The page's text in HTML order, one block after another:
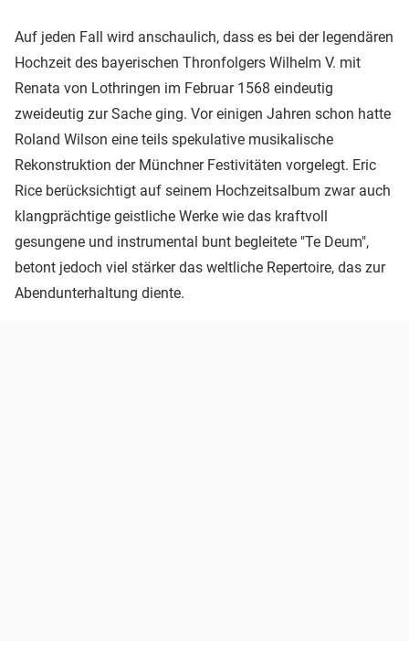
Auf jeden Fall wird anschaulich, dass es bei der legendären
Hochzeit des bayerischen Thronfolgers Wilhelm V. mit
Renata von Lothringen im Februar 1568 eindeutig
zweideutig zur Sache ging. Vor einigen Jahren schon hatte
Roland Wilson eine teils spekulative musikalische
Rekonstruktion der Münchner Festivitäten vorgelegt. Eric
Rice berücksichtigt auf seinem Hochzeitsalbum zwar auch
klangprächtige geistliche Werke wie das kraftvoll
gesungene und instrumental bunt begleitete "Te Deum",
betont jedoch viel stärker das weltliche Repertoire, das zur
Abendunterhaltung diente.